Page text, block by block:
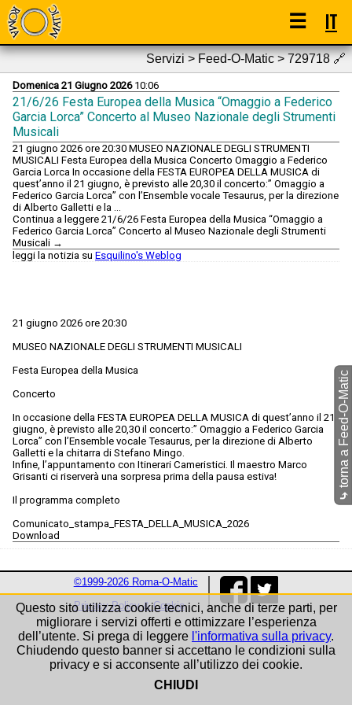
☰ IT
Servizi > Feed-O-Matic > 729718🔗
Domenica 21 Giugno 202610:06
21/6/26 Festa Europea della Musica “Omaggio a Federico
Garcia Lorca” Concerto al Museo Nazionale degli Strumenti
Musicali
21 giugno 2026 ore 20:30 MUSEO NAZIONALE DEGLI STRUMENTI
MUSICALI Festa Europea della Musica Concerto Omaggio a Federico
Garcia Lorca In occasione della FESTA EUROPEA DELLA MUSICA di
quest’anno il 21 giugno, è previsto alle 20,30 il concerto:” Omaggio a
Federico Garcia Lorca” con l’Ensemble vocale Tesaurus, per la direzione
di Alberto Galletti e la …
Continua a leggere 21/6/26 Festa Europea della Musica “Omaggio a
Federico Garcia Lorca” Concerto al Museo Nazionale degli Strumenti
Musicali →
leggi la notizia su Esquilino's Weblog
21 giugno 2026 ore 20:30
MUSEO NAZIONALE DEGLI STRUMENTI MUSICALI
Festa Europea della Musica
Concerto
In occasione della FESTA EUROPEA DELLA MUSICA di quest’anno il 21
giugno, è previsto alle 20,30 il concerto:” Omaggio a Federico Garcia
Lorca” con l’Ensemble vocale Tesaurus, per la direzione di Alberto
Galletti e la chitarra di Stefano Mingo.
Infine, l’appuntamento con Itinerari Cameristici. Il maestro Marco
Grisanti ci riserverà una sorpresa prima della pausa estiva!
Il programma completo
Comunicato_stampa_FESTA_DELLA_MUSICA_2026
Download
⤷
torna a Feed-O-Matic
©1999-2026 Roma-O-Matic
Privacy Policy & Cookie
Questo sito utilizza cookie tecnici, anche di terze parti, per
migliorare i servizi offerti e ottimizzare l’esperienza
dell’utente. Si prega di leggere l'informativa sulla privacy.
Chiudendo questo banner si accettano le condizioni sulla
privacy e si acconsente all’utilizzo dei cookie.
CHIUDI